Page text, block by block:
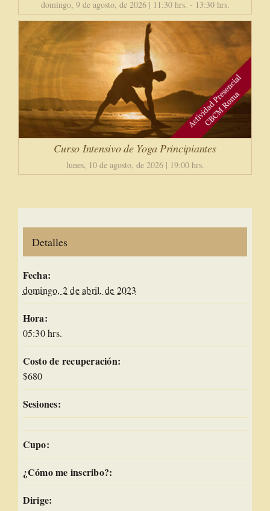
domingo, 9 de agosto, de 2026 | 11:30 hrs. - 13:30 hrs.
Curso Intensivo de Yoga Principiantes
lunes, 10 de agosto, de 2026 | 19:00 hrs.
Detalles
Fecha:
domingo, 2 de abril, de 2023
Hora:
05:30 hrs.
Costo de recuperación:
$680
Sesiones:
Cupo:
¿Cómo me inscribo?:
Dirige: